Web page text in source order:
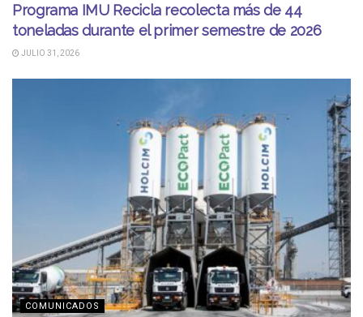
Programa IMU Recicla recolecta más de 44
toneladas durante el primer semestre de 2026
JULIO 31, 2026
COMUNICADOS